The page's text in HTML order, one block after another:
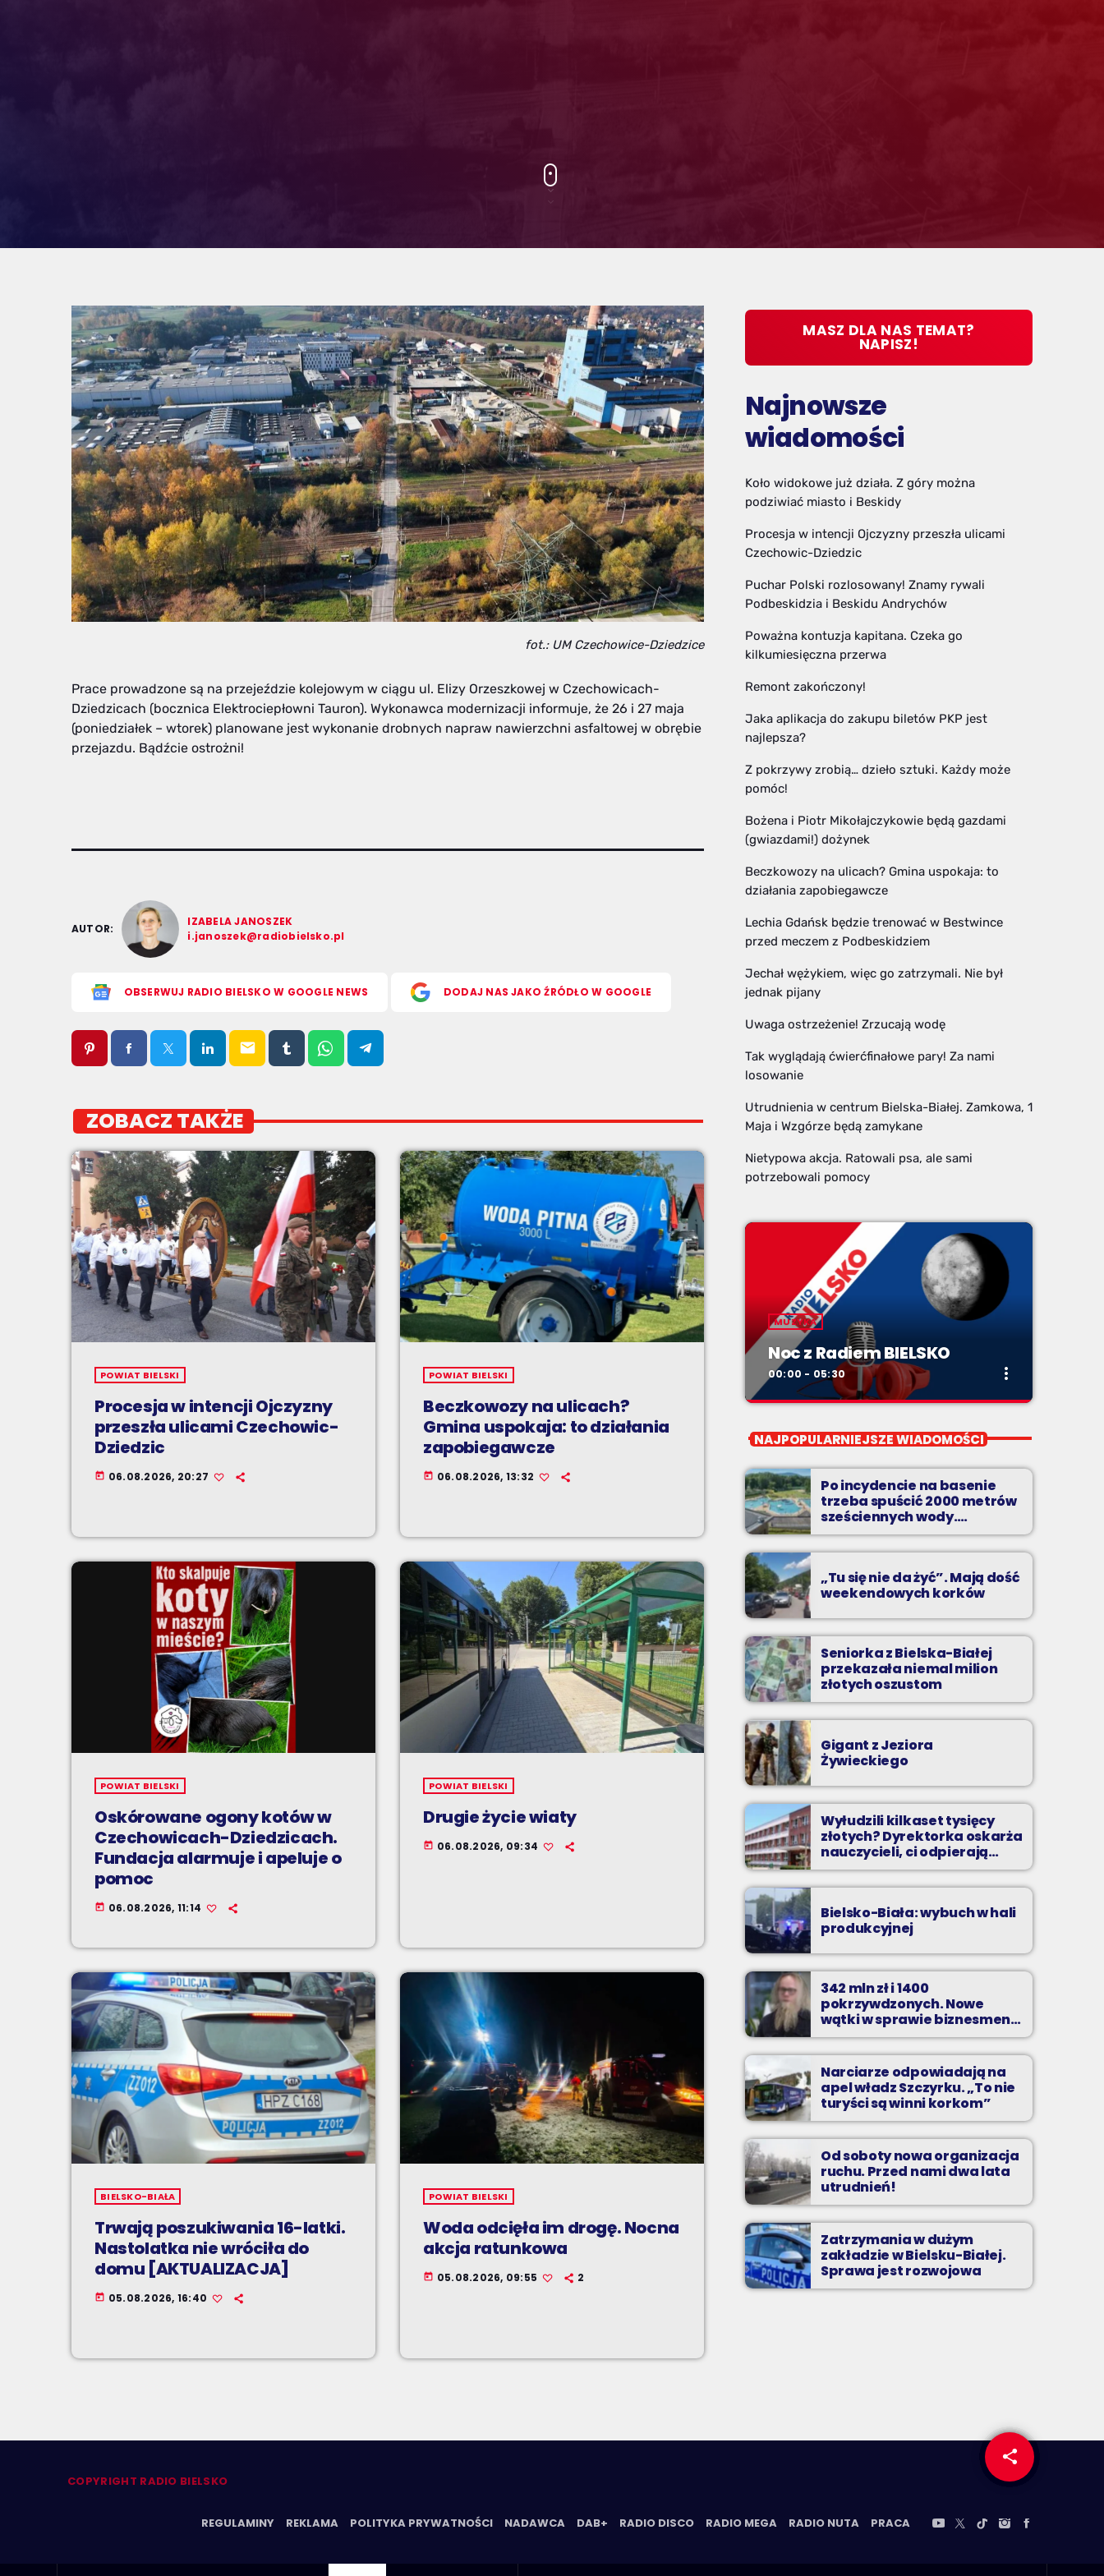
share
email
fot.: UM Czechowice-Dziedzice
Prace prowadzone są na przejeździe kolejowym w ciągu ul. Elizy Orzeszkowej w Czechowicach-
Dziedzicach (bocznica Elektrociepłowni Tauron). Wykonawca modernizacji informuje, że 26 i 27 maja
(poniedziałek – wtorek) planowane jest wykonanie drobnych napraw nawierzchni asfaltowej w obrębie
przejazdu. Bądźcie ostrożni!
AUTOR:
IZABELA JANOSZEK
i.janoszek@radiobielsko.pl
OBSERWUJ RADIO BIELSKO W GOOGLE NEWS DODAJ NAS JAKO ŹRÓDŁO W GOOGLE
email
ZOBACZ TAKŻE
POWIAT BIELSKI
Procesja w intencji Ojczyzny
przeszła ulicami Czechowic-
Dziedzic
today 06.08.2026, 20:27
POWIAT BIELSKI
Beczkowozy na ulicach?
Gmina uspokaja: to działania
zapobiegawcze
today 06.08.2026, 13:32
POWIAT BIELSKI
Oskórowane ogony kotów w
Czechowicach-Dziedzicach.
Fundacja alarmuje i apeluje o
pomoc
today 06.08.2026, 11:14
POWIAT BIELSKI
Drugie życie wiaty
today 06.08.2026, 09:34
BIELSKO-BIAŁA
Trwają poszukiwania 16-latki.
Nastolatka nie wróciła do
domu [AKTUALIZACJA]
today 05.08.2026, 16:40
POWIAT BIELSKI
Woda odcięła im drogę. Nocna
akcja ratunkowa
today 05.08.2026, 09:55 2
MASZ DLA NAS TEMAT?
NAPISZ!
Najnowsze
wiadomości
Koło widokowe już działa. Z góry można
podziwiać miasto i Beskidy
Procesja w intencji Ojczyzny przeszła ulicami
Czechowic-Dziedzic
Puchar Polski rozlosowany! Znamy rywali
Podbeskidzia i Beskidu Andrychów
Poważna kontuzja kapitana. Czeka go
kilkumiesięczna przerwa
Remont zakończony!
Jaka aplikacja do zakupu biletów PKP jest
najlepsza?
Z pokrzywy zrobią… dzieło sztuki. Każdy może
pomóc!
Bożena i Piotr Mikołajczykowie będą gazdami
(gwiazdami!) dożynek
Beczkowozy na ulicach? Gmina uspokaja: to
działania zapobiegawcze
Lechia Gdańsk będzie trenować w Bestwince
przed meczem z Podbeskidziem
Jechał wężykiem, więc go zatrzymali. Nie był
jednak pijany
Uwaga ostrzeżenie! Zrzucają wodę
Tak wyglądają ćwierćfinałowe pary! Za nami
losowanie
Utrudnienia w centrum Bielska-Białej. Zamkowa, 1
Maja i Wzgórze będą zamykane
Nietypowa akcja. Ratowali psa, ale sami
potrzebowali pomocy
MUZYKA
Noc z Radiem BIELSKO
00:00 - 05:30 more_vert
Noc z Radiem BIELSKO
to właśnie nocą można "upolować" na naszej
antenie prawdziwe muzyczne perełki.
NAJPOPULARNIEJSZE WIADOMOŚCI
Po incydencie na basenie
trzeba spuścić 2000 metrów
sześciennych wody.
„Ogromne koszty i ogromna
praca”
„Tu się nie da żyć”. Mają dość
weekendowych korków
Seniorka z Bielska-Białej
przekazała niemal milion
złotych oszustom
Gigant z Jeziora
Żywieckiego
Wyłudzili kilkaset tysięcy
złotych? Dyrektorka oskarża
nauczycieli, ci odpierają
zarzuty
Bielsko-Biała: wybuch w hali
produkcyjnej
342 mln zł i 1400
pokrzywdzonych. Nowe
wątki w sprawie biznesmena
z Bielska-Białej
Narciarze odpowiadają na
apel władz Szczyrku. „To nie
turyści są winni korkom”
Od soboty nowa organizacja
ruchu. Przed nami dwa lata
utrudnień!
Zatrzymania w dużym
zakładzie w Bielsku-Białej.
Sprawa jest rozwojowa
COPYRIGHT RADIO BIELSKO
REGULAMINY REKLAMA POLITYKA PRYWATNOŚCI NADAWCA DAB+ RADIO DISCO RADIO MEGA RADIO NUTA PRACA